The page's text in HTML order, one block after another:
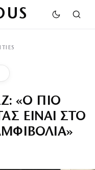
«Ο ΠΙΟ
ΕΙΝΑΙ ΣΤΟ